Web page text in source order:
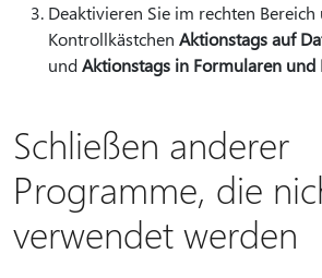
Deaktivieren Sie im rechten Bereich
Kontrollkästchen Aktionstags auf
undAktionstags in Formularen und
Schließen anderer
Programme, die
verwendet werden